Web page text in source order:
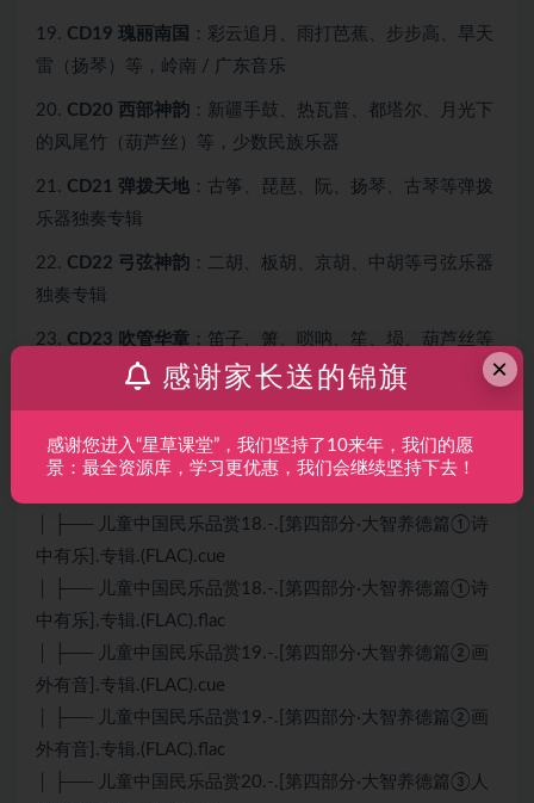
19. CD19 瑰丽南国
：彩云追月、雨打芭蕉、步步高、旱天
雷（扬琴）等，岭南 / 广东音乐
20. CD20 西部神韵 ：新疆手鼓、热瓦普、都塔尔、月光下
的凤尾竹（葫芦丝）等，少数民族乐器
21. CD21 弹拨天地 ：古筝、琵琶、阮、扬琴、古琴等弹拨
乐器独奏专辑
22. CD22 弓弦神韵 ：二胡、板胡、京胡、中胡等弓弦乐器
独奏专辑
23. CD23 吹管华章 ：笛子、箫、唢呐、笙、埙、葫芦丝等
吹管乐器独奏专辑
24.CD24 打击乐魂：编钟、编磬、锣鼓、木鱼、民族打击
乐合奏专辑，感受节奏魅力
│ ├── 儿童中国民乐品赏18.-.[第四部分·大智养德篇①诗
中有乐].专辑.(FLAC).cue
│ ├── 儿童中国民乐品赏18.-.[第四部分·大智养德篇①诗
中有乐].专辑.(FLAC).flac
│ ├── 儿童中国民乐品赏19.-.[第四部分·大智养德篇②画
外有音].专辑.(FLAC).cue
│ ├── 儿童中国民乐品赏19.-.[第四部分·大智养德篇②画
外有音].专辑.(FLAC).flac
│ ├── 儿童中国民乐品赏20.-.[第四部分·大智养德篇③人
×
感谢家长送的锦旗
感谢您进入“星草课堂”，我们坚持了10来年，我们的愿
景：最全资源库，学习更优惠，我们会继续坚持下去！